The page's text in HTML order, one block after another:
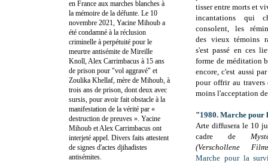
tisser entre morts et
incantations qui
consolent, les
des vieux témoins
s'est passé en ces
forme de méditation
encore, c'est aussi
pour offrir au travers
moins l'acceptation
"1980. Marche pour
Arte diffusera le 10
cadre de
(Verschollene
Marche pour la
en France aux marches blanches à
la mémoire de la défunte. Le 10
novembre 2021, Yacine Mihoub a
été condamné à la réclusion
criminelle à perpétuité pour le
meurtre antisémite de Mireille
Knoll, Alex Carrimbacus à 15 ans
de prison pour "vol aggravé" et
Zoulika Khellaf, mère de Mihoub, à
trois ans de prison, dont deux avec
sursis, pour avoir fait obstacle à la
manifestation de la vérité par «
destruction de preuves ». Yacine
Mihoub et Alex Carrimbacus ont
interjeté appel. Divers faits attestent
de signes d'actes djihadistes
antisémites.